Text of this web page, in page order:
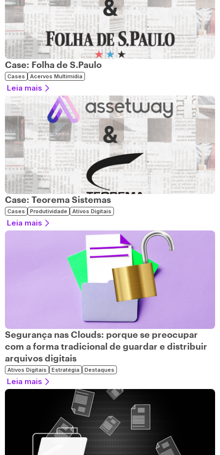
Case: Folha de S.Paulo
Cases Acervos Multimídia
Leia mais
Case: Teorema Sistemas
Cases Produtividade Ativos Digitais
Leia mais
Segurança nas Clouds: porque se preocupar
com a forma tradicional de guardar e distribuir
arquivos digitais
Ativos Digitais Estratégia Destaques
Leia mais